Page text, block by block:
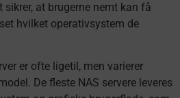
sikrer, at brugerne nemt kan få
hvilket operativsystem de
er ofte ligetil, men varierer
De fleste NAS servere leveres